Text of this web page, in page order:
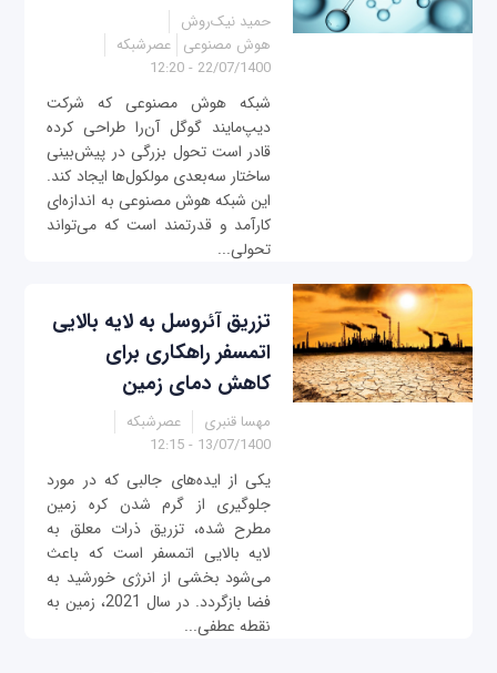
حمید نیک‌روش
هوش مصنوعی عصرشبکه
22/07/1400 - 12:20
شبکه هوش مصنوعی که شرکت
دیپ‌مایند گوگل آن‌را طراحی کرده
قادر است تحول بزرگی در پیش‌بینی
ساختار سه‌بعدی مولکول‌ها ایجاد کند.
این شبکه هوش مصنوعی به اندازه‌ای
کارآمد و قدرتمند است که می‌تواند
تحولی...
تزریق آئروسل به لایه بالایی
اتمسفر راهکاری برای
کاهش دمای زمین
مهسا قنبری
عصرشبکه
13/07/1400 - 12:15
یکی از ایده‌های جالبی که در مورد
جلوگیری از گرم شدن کره زمین
مطرح شده، تزریق ذرات معلق به
لایه بالایی اتمسفر است که باعث
می‌شود بخشی از انرژی خورشید به
فضا بازگردد. در سال 2021، زمین به
نقطه عطفی...